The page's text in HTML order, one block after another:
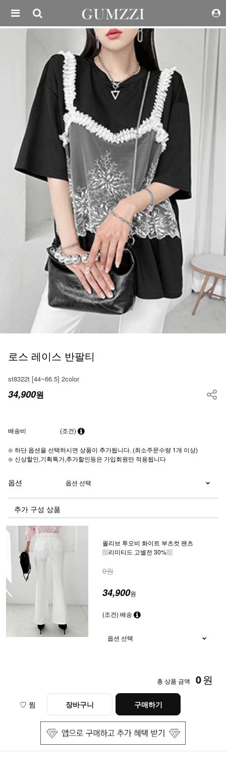
로스 레이스 반팔티
st8322t [44~66.5] 2color
34,900원
배송비 (조건)
⊙ 하단 옵션을 선택하시면 상품이 추가됩니다. (최소주문수량 1개 이상)
⊙ 신상할인,기획특가,추가할인등은 가입회원만 적용됩니다
옵션
추가 구성 상품
올리브 투오비 화이트 부츠컷 팬츠
▨리미티드 고별전 30%▨
0원
34,900원
(조건) 배송
총 상품 금액 0원
♡ 찜 장바구니 구매하기